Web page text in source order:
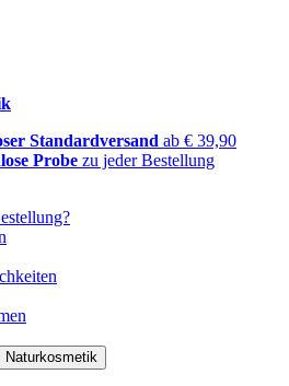
Standardversand ab € 39,90
Probe zu jeder Bestellung